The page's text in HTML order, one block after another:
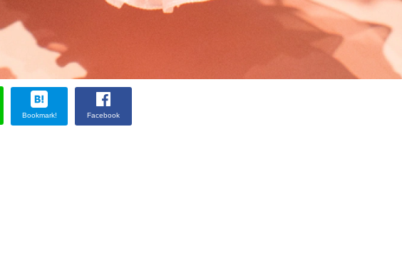
Bookmark! Facebook